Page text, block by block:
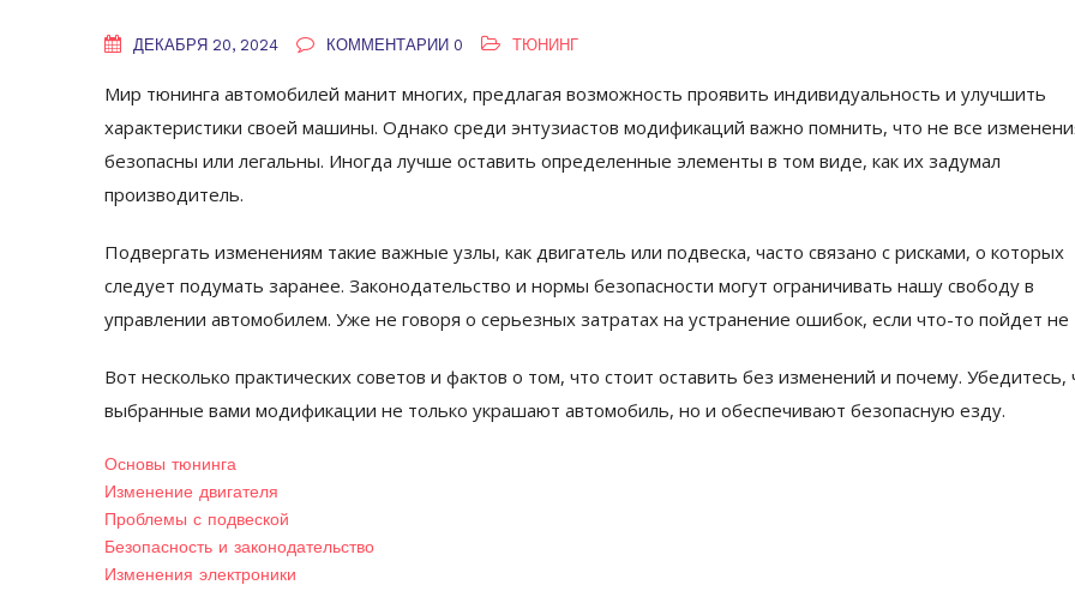
ДЕКАБРЯ 20, 2024 КОММЕНТАРИИ 0 ТЮНИНГ
Мир тюнинга автомобилей манит многих, предлагая возможность проявить индивидуальность и улучшить
характеристики своей машины. Однако среди энтузиастов модификаций важно помнить, что не все
безопасны или легальны. Иногда лучше оставить определенные элементы в том виде, как их задумал
производитель.
Подвергать изменениям такие важные узлы, как двигатель или подвеска, часто связано с рисками, о которых
следует подумать заранее. Законодательство и нормы безопасности могут ограничивать нашу свободу в
управлении автомобилем. Уже не говоря о серьезных затратах на устранение ошибок, если что-то пойдет не
Вот несколько практических советов и фактов о том, что стоит оставить без изменений и почему. Убедитесь,
выбранные вами модификации не только украшают автомобиль, но и обеспечивают безопасную езду.
Основы тюнинга
Изменение двигателя
Проблемы с подвеской
Безопасность и законодательство
Изменения электроники